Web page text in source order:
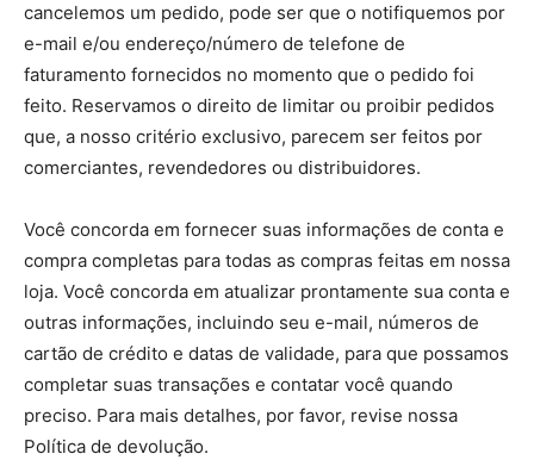
cancelemos um pedido, pode ser que o notifiquemos por
e-mail e/ou endereço/número de telefone de
faturamento fornecidos no momento que o pedido foi
feito. Reservamos o direito de limitar ou proibir pedidos
que, a nosso critério exclusivo, parecem ser feitos por
comerciantes, revendedores ou distribuidores.
Você concorda em fornecer suas informações de conta e
compra completas para todas as compras feitas em nossa
loja. Você concorda em atualizar prontamente sua conta e
outras informações, incluindo seu e-mail, números de
cartão de crédito e datas de validade, para que possamos
completar suas transações e contatar você quando
preciso. Para mais detalhes, por favor, revise nossa
Política de devolução.